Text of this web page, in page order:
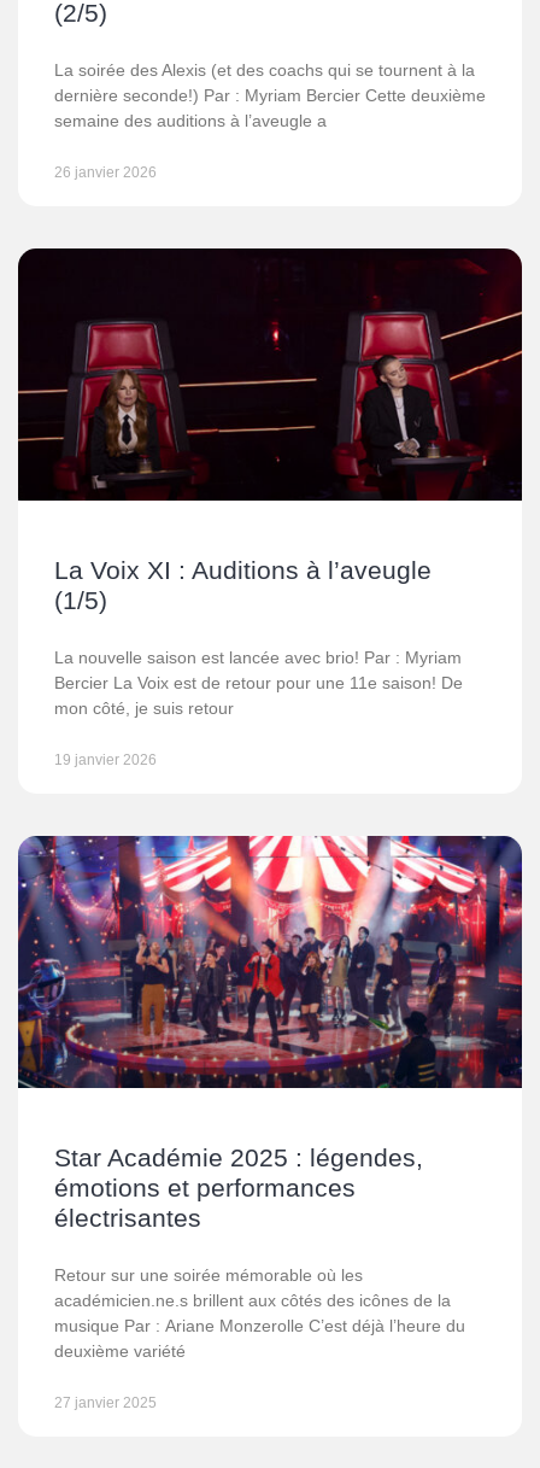
(2/5)
La soirée des Alexis (et des coachs qui se tournent à la
dernière seconde!) Par : Myriam Bercier Cette deuxième
semaine des auditions à l’aveugle a
26 janvier 2026
La Voix XI : Auditions à l’aveugle
(1/5)
La nouvelle saison est lancée avec brio! Par : Myriam
Bercier La Voix est de retour pour une 11e saison! De
mon côté, je suis retour
19 janvier 2026
Star Académie 2025 : légendes,
émotions et performances
électrisantes
Retour sur une soirée mémorable où les
académicien.ne.s brillent aux côtés des icônes de la
musique Par : Ariane Monzerolle C’est déjà l’heure du
deuxième variété
27 janvier 2025